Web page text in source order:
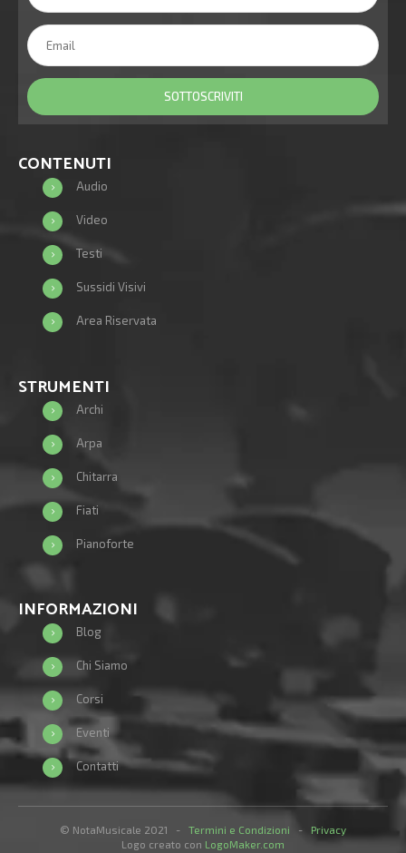
CONTENUTI
Audio
Video
Testi
Sussidi Visivi
Area Riservata
STRUMENTI
Archi
Arpa
Chitarra
Fiati
Pianoforte
INFORMAZIONI
Blog
Chi Siamo
Corsi
Eventi
Contatti
© NotaMusicale 2021 - Termini e Condizioni - Privacy
Logo creato con LogoMaker.com